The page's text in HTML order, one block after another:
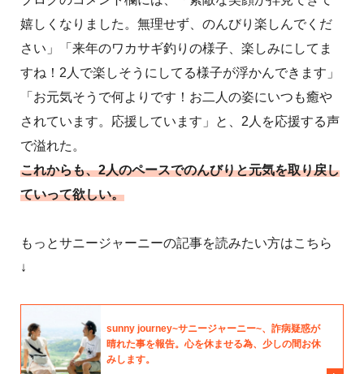
嬉しくなりました。無理せず、のんびり楽しんでくだ
さい」「来年のワカサギ釣りの様子、楽しみにしてま
すね！2人で楽しそうにしてる様子が浮かんできます」
「お元気そうで何よりです！お二人の姿にいつも癒や
されています。応援しています」と、2人を応援する声
で溢れた。
これからも、2人のペースでのんびりと元気を取り戻し
ていって欲しい。
もっとサニージャーニーの記事を読みたい方はこちら
↓